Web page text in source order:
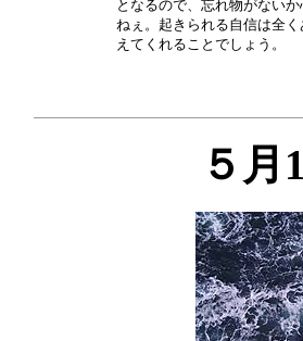
となるので、忘れ物がない
ねぇ。起きられる自信は全
５月